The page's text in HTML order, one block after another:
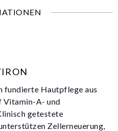
fundierte Hautpflege aus
Vitamin-A- und
getestete
Zellerneuerung,